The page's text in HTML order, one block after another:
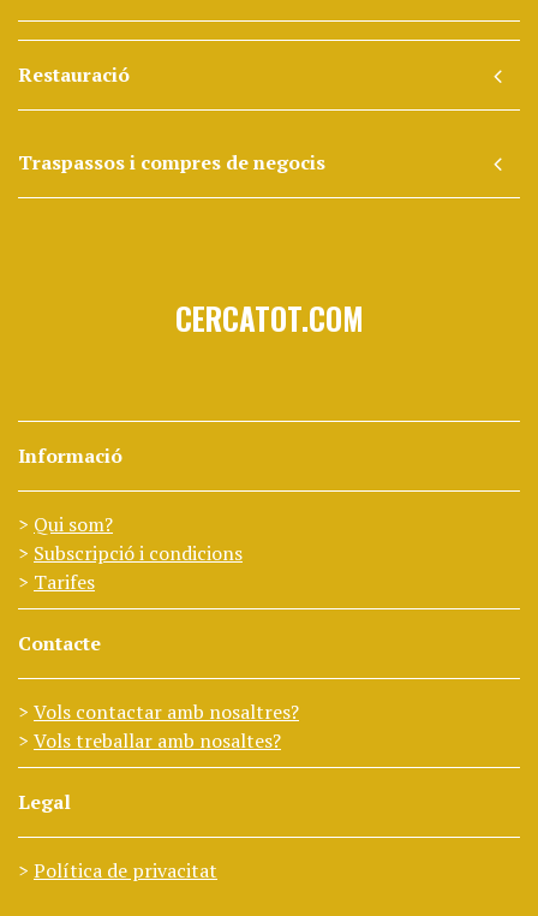
Restauració
Traspassos i compres de negocis
CERCATOT.COM
Informació
Qui som?
Subscripció i condicions
Tarifes
Contacte
Vols contactar amb nosaltres?
Vols treballar amb nosaltes?
Legal
Política de privacitat